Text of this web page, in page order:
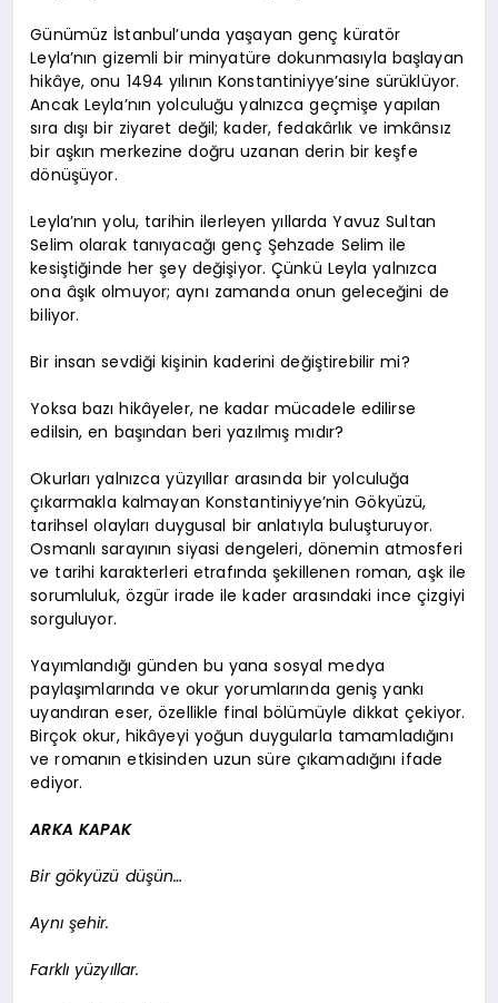
Günümüz İstanbul’unda yaşayan genç küratör
Leyla’nın gizemli bir minyatüre dokunmasıyla başlayan
hikâye, onu 1494 yılının Konstantiniyye’sine sürüklüyor.
Ancak Leyla’nın yolculuğu yalnızca geçmişe yapılan
sıra dışı bir ziyaret değil; kader, fedakârlık ve imkânsız
bir aşkın merkezine doğru uzanan derin bir keşfe
dönüşüyor.
Leyla’nın yolu, tarihin ilerleyen yıllarda Yavuz Sultan
Selim olarak tanıyacağı genç Şehzade Selim ile
kesiştiğinde her şey değişiyor. Çünkü Leyla yalnızca
ona âşık olmuyor; aynı zamanda onun geleceğini de
biliyor.
Bir insan sevdiği kişinin kaderini değiştirebilir mi?
Yoksa bazı hikâyeler, ne kadar mücadele edilirse
edilsin, en başından beri yazılmış mıdır?
Okurları yalnızca yüzyıllar arasında bir yolculuğa
çıkarmakla kalmayan Konstantiniyye’nin Gökyüzü,
tarihsel olayları duygusal bir anlatıyla buluşturuyor.
Osmanlı sarayının siyasi dengeleri, dönemin atmosferi
ve tarihi karakterleri etrafında şekillenen roman, aşk ile
sorumluluk, özgür irade ile kader arasındaki ince çizgiyi
sorguluyor.
Yayımlandığı günden bu yana sosyal medya
paylaşımlarında ve okur yorumlarında geniş yankı
uyandıran eser, özellikle final bölümüyle dikkat çekiyor.
Birçok okur, hikâyeyi yoğun duygularla tamamladığını
ve romanın etkisinden uzun süre çıkamadığını ifade
ediyor.
ARKA KAPAK
Bir gökyüzü düşün…
Aynı şehir.
Farklı yüzyıllar.